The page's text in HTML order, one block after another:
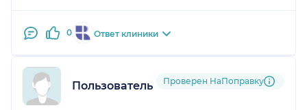
0 Ответ клиники
Пользователь НаПоправку
Проверен НаПоправку